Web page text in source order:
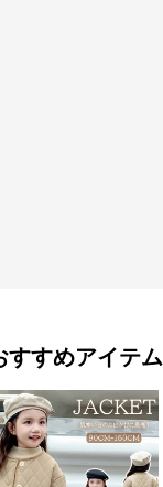
すすめアイテム